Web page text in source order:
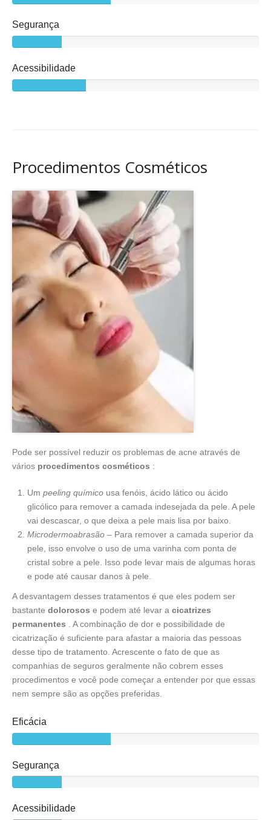
Segurança
Acessibilidade
Procedimentos Cosméticos
Pode ser possível reduzir os problemas de acne através de
vários procedimentos cosméticos :
Um peeling químico usa fenóis, ácido lático ou ácido
glicólico para remover a camada indesejada da pele. A pele
vai descascar, o que deixa a pele mais lisa por baixo.
Microdermoabrasão – Para remover a camada superior da
pele, isso envolve o uso de uma varinha com ponta de
cristal sobre a pele. Isso pode levar mais de algumas horas
e pode até causar danos à pele.
A desvantagem desses tratamentos é que eles podem ser
bastante dolorosos e podem até levar a cicatrizes
permanentes . A combinação de dor e possibilidade de
cicatrização é suficiente para afastar a maioria das pessoas
desse tipo de tratamento. Acrescente o fato de que as
companhias de seguros geralmente não cobrem esses
procedimentos e você pode começar a entender por que essas
nem sempre são as opções preferidas.
Eficácia
Segurança
Acessibilidade